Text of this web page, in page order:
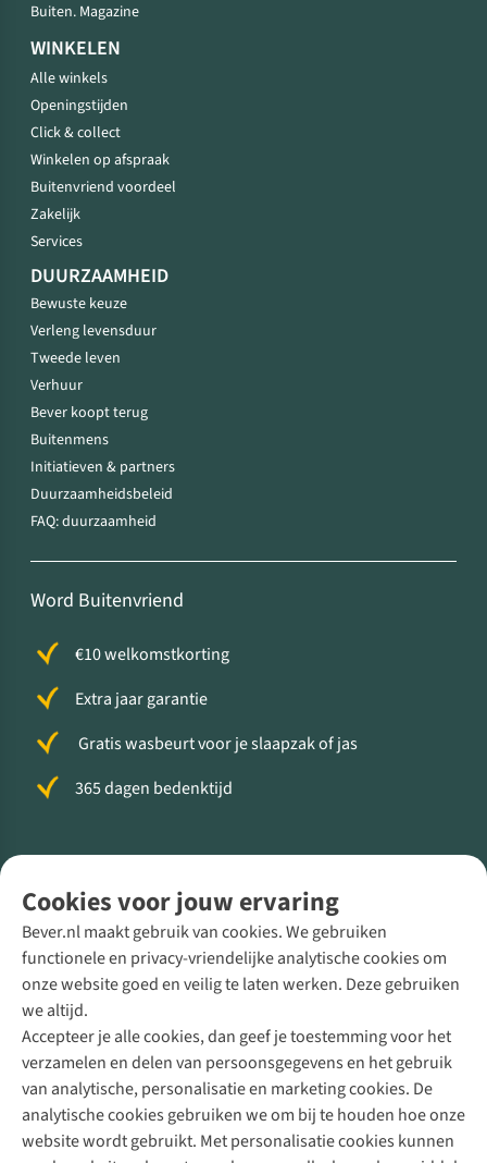
Cookies voor jouw ervaring
Bever.nl maakt gebruik van cookies. We gebruiken
functionele en privacy-vriendelijke analytische cookies om
onze website goed en veilig te laten werken. Deze gebruiken
we altijd.
Accepteer je alle cookies, dan geef je toestemming voor het
verzamelen en delen van persoonsgegevens en het gebruik
van analytische, personalisatie en marketing cookies. De
analytische cookies gebruiken we om bij te houden hoe onze
website wordt gebruikt. Met personalisatie cookies kunnen
Buiten. Magazine
WINKELEN
Alle winkels
Openingstijden
Click & collect
Winkelen op afspraak
Buitenvriend voordeel
Zakelijk
Services
DUURZAAMHEID
Bewuste keuze
Verleng levensduur
Tweede leven
Verhuur
Bever koopt terug
Buitenmens
Initiatieven & partners
Duurzaamheidsbeleid
FAQ: duurzaamheid
Word Buitenvriend
€10 welkomstkorting
Extra jaar garantie
Gratis wasbeurt voor je slaapzak of jas
365 dagen bedenktijd
Direct advies van een Buitenexpert
+31 (0)85 888 50 88
+31 6 12 28 49 80
Contactformulier